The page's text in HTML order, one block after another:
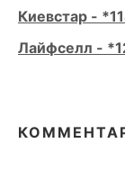
Киевстар -
Лайфселл -